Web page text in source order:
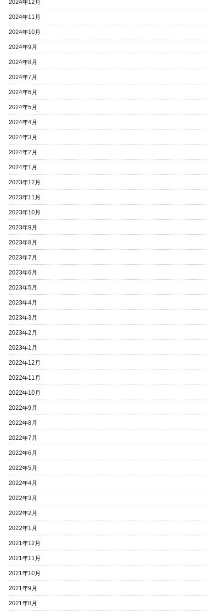
2024年12月
2024年11月
2024年10月
2024年9月
2024年8月
2024年7月
2024年6月
2024年5月
2024年4月
2024年3月
2024年2月
2024年1月
2023年12月
2023年11月
2023年10月
2023年9月
2023年8月
2023年7月
2023年6月
2023年5月
2023年4月
2023年3月
2023年2月
2023年1月
2022年12月
2022年11月
2022年10月
2022年9月
2022年8月
2022年7月
2022年6月
2022年5月
2022年4月
2022年3月
2022年2月
2022年1月
2021年12月
2021年11月
2021年10月
2021年9月
2021年8月